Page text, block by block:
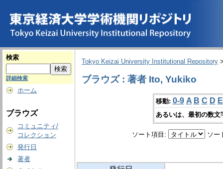
検索
詳細検索
ホーム
ブラウズ
コミュニティ/
コレクション
発行日
著者
Tokyo Keizai University Institutional Repository
ブラウズ : 著者 Ito, Yukiko
移動: 0-9 A B C D E
あるいは、最初の数
ソート項目: ソー